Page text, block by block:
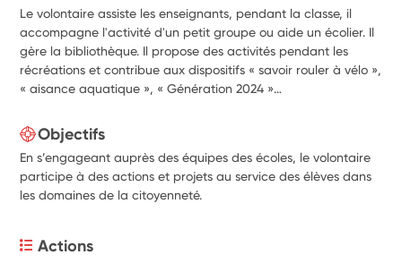
Le volontaire assiste les enseignants, pendant la classe, il
accompagne l'activité d'un petit groupe ou aide un écolier. Il
gère la bibliothèque. Il propose des activités pendant les
récréations et contribue aux dispositifs « savoir rouler à vélo »,
« aisance aquatique », « Génération 2024 »…
Objectifs
En s’engageant auprès des équipes des écoles, le volontaire
participe à des actions et projets au service des élèves dans
les domaines de la citoyenneté.
Actions